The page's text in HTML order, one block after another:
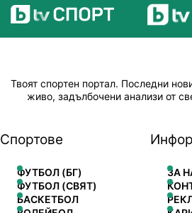
Твоят спортен портал. Последни
живо, задълбочени анализи от
Спортове
ФУТБОЛ (БГ)
ФУТБОЛ (СВЯТ)
БАСКЕТБОЛ
ЗА